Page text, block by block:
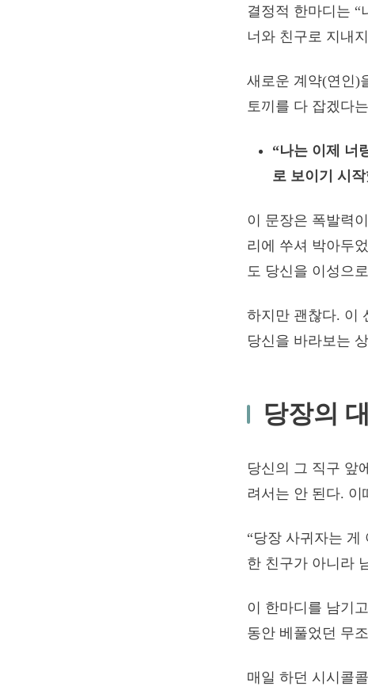
결정적 한마디는 “
너와 친구로 지내
새로운 계약(연인)
토끼를 다 잡겠다
“나는 이제 너
로 보이기 시
이 문장은 폭발력
리에 쑤셔 박아두
도 당신을 이성으
하지만 괜찮다. 이
당신을 바라보는
당장의
당신의 그 직구 앞
려서는 안 된다.
“당장 사귀자는 게
한 친구가 아니라
이 한마디를 남기
동안 베풀었던 무
매일 하던 시시콜